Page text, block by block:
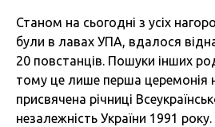
Станом на сьогодні з усіх
були в лавах УПА, вдалося
20 повстанців. Пошуки інших
тому це лише перша церемонія
присвячена річниці
незалежність України 1991 року.